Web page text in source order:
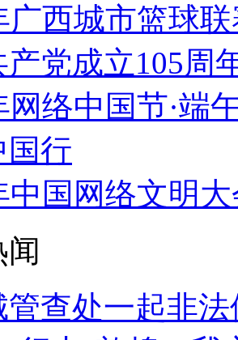
广西城市篮球
产党成立105周
网络中国节·端
国行
中国网络文明
闻
管查处一起非